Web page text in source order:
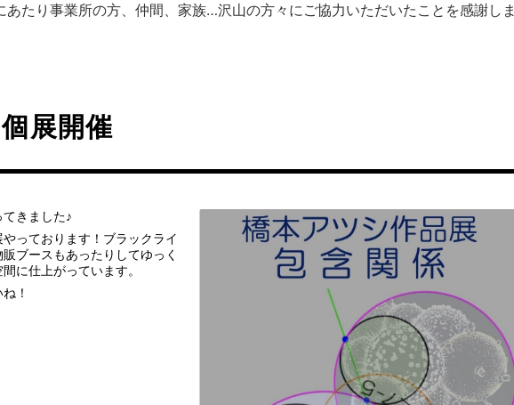
あたり事業所の方、仲間、家族…沢山の方々にご協力いただいたことを感謝しま
展開催
きました♪
っております！ブラックライ
ブースもあったりしてゆっく
に仕上がっています。
！